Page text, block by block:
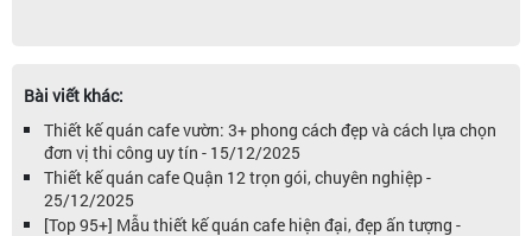
Bài viết khác:
Thiết kế quán cafe vườn: 3+ phong cách đẹp và cách lựa chọn
đơn vị thi công uy tín - 15/12/2025
Thiết kế quán cafe Quận 12 trọn gói, chuyên nghiệp -
25/12/2025
[Top 95+] Mẫu thiết kế quán cafe hiện đại, đẹp ấn tượng -